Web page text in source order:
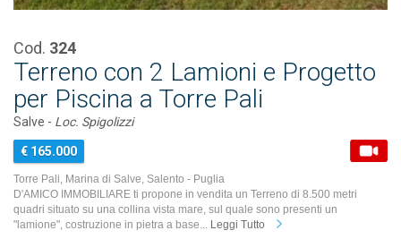
Cod. 324
Terreno con 2 Lamioni e Progetto
per Piscina a Torre Pali
Salve - Loc. Spigolizzi
€ 165.000
Torre Pali, Marina di Salve, Salento - Puglia
D'AMICO IMMOBILIARE ti propone in vendita un Terreno di 8.500 metri
quadri situato su una collina vista mare, sul quale sono presenti un
"lamione", costruzione in pietra a base... Leggi Tutto